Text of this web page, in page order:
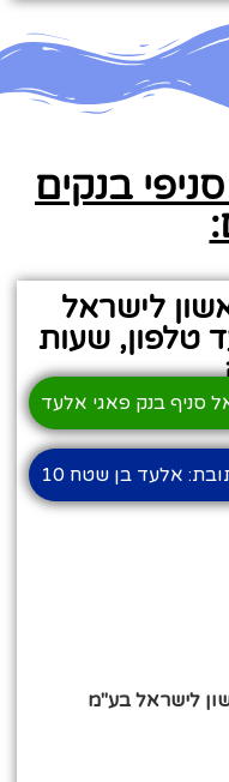
בנקים
לישראל
טלפון, שעות
לישראל בע"מ
סניף בנק פאגי אלעד
אלעד בן שטח 10